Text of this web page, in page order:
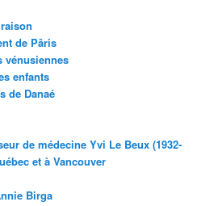
de Pâris
vénusiennes
enfants
de Danaé
de médecine Yvi Le Beux (1932-
et à Vancouver
Birga